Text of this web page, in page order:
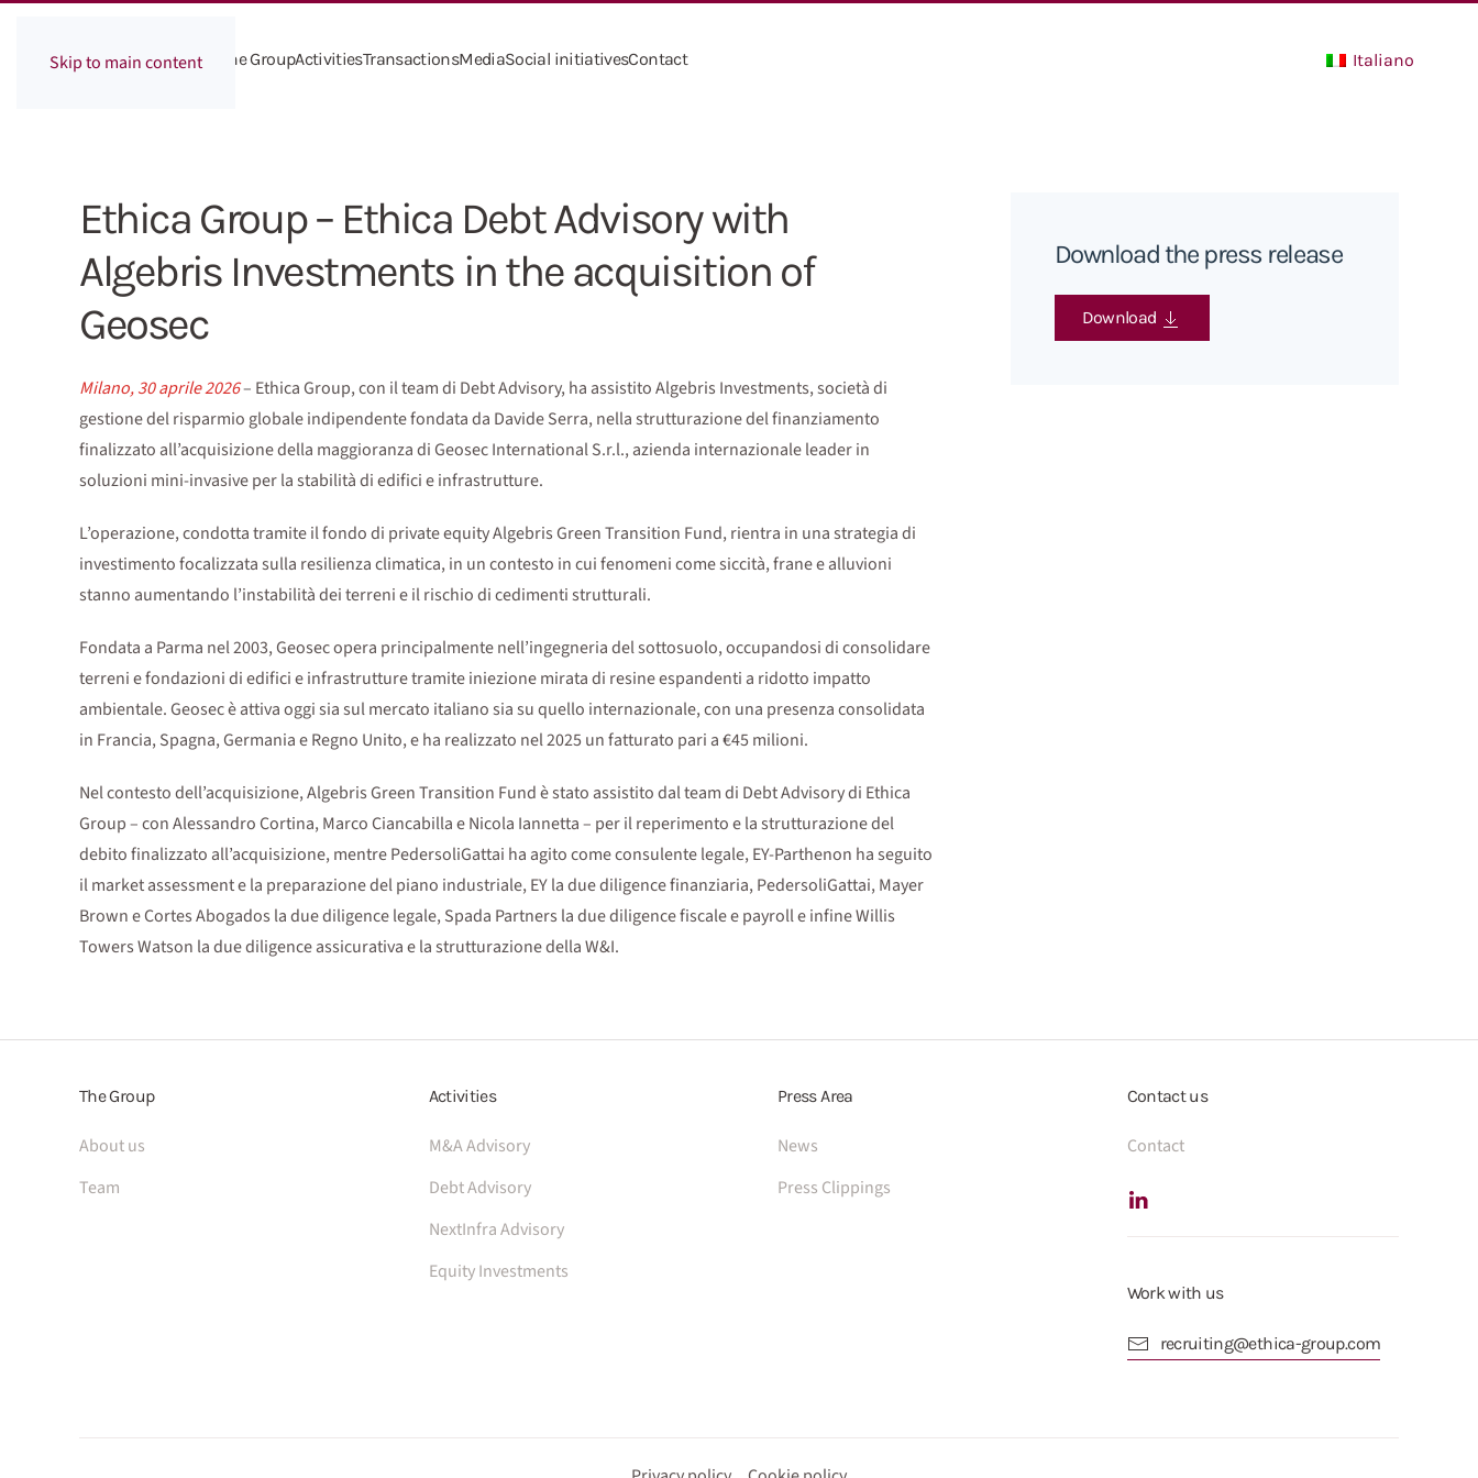
Skip to main content The GroupActivitiesTransactionsMediaSocial initiativesContact Italiano
Ethica Group – Ethica Debt Advisory with
Algebris Investments in the acquisition of
Geosec
Milano, 30 aprile 2026– Ethica Group, con il team di Debt Advisory, ha assistito Algebris Investments, società di
gestione del risparmio globale indipendente fondata da Davide Serra, nella strutturazione del finanziamento
finalizzato all’acquisizione della maggioranza di Geosec International S.r.l., azienda internazionale leader in
soluzioni mini-invasive per la stabilità di edifici e infrastrutture.
L’operazione, condotta tramite il fondo di private equity Algebris Green Transition Fund, rientra in una strategia di
investimento focalizzata sulla resilienza climatica, in un contesto in cui fenomeni come siccità, frane e alluvioni
stanno aumentando l’instabilità dei terreni e il rischio di cedimenti strutturali.
Fondata a Parma nel 2003, Geosec opera principalmente nell’ingegneria del sottosuolo, occupandosi di consolidare
terreni e fondazioni di edifici e infrastrutture tramite iniezione mirata di resine espandenti a ridotto impatto
ambientale. Geosec è attiva oggi sia sul mercato italiano sia su quello internazionale, con una presenza consolidata
in Francia, Spagna, Germania e Regno Unito, e ha realizzato nel 2025 un fatturato pari a €45 milioni.
Nel contesto dell’acquisizione, Algebris Green Transition Fund è stato assistito dal team di Debt Advisory di Ethica
Group – con Alessandro Cortina, Marco Ciancabilla e Nicola Iannetta – per il reperimento e la strutturazione del
debito finalizzato all’acquisizione, mentre PedersoliGattai ha agito come consulente legale, EY-Parthenon ha seguito
il market assessment e la preparazione del piano industriale, EY la due diligence finanziaria, PedersoliGattai, Mayer
Brown e Cortes Abogados la due diligence legale, Spada Partners la due diligence fiscale e payroll e infine Willis
Towers Watson la due diligence assicurativa e la strutturazione della W&I.
Download the press release
Download
The Group
About us
Team
Activities
M&A Advisory
Debt Advisory
NextInfra Advisory
Equity Investments
Press Area
News
Press Clippings
Contact us
Contact
Work with us
recruiting@ethica-group.com